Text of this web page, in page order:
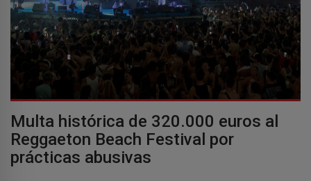
Multa histórica de 320.000 euros al
Reggaeton Beach Festival por
prácticas abusivas